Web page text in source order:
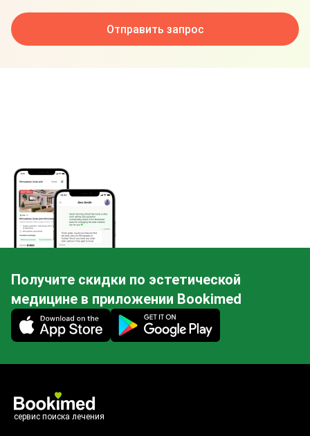
Отправить запрос
Получите скидки по эстетической
медицине в приложении Bookimed
Mobile app illustration
сервис поиска лечения